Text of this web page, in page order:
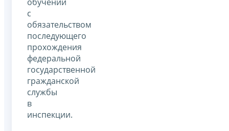
с
обязательством
последующего
прохождения
федеральной
государственной
гражданской
службы
в
инспекции.